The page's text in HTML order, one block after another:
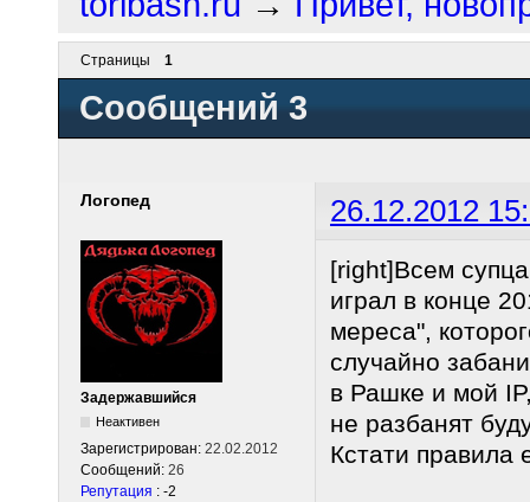
Страницы 1
Сообщений 3
Логопед 26.12.2012
Задержавшийся
Неактивен
Зарегистрирован: 22.02.2012
Сообщений: 26
Репутация : -2
[right]Всем
играл в конце
мереса",
случайно
в Рашке и мой
не разбанят
Кстати правила